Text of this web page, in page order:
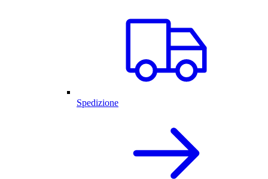
Spedizione